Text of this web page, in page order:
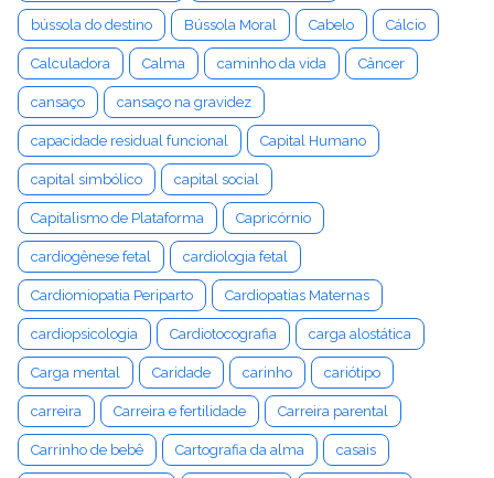
bússola do destino Bússola Moral Cabelo Cálcio
Calculadora Calma caminho da vida Câncer
cansaço cansaço na gravidez
capacidade residual funcional Capital Humano
capital simbólico capital social
Capitalismo de Plataforma Capricórnio
cardiogênese fetal cardiologia fetal
Cardiomiopatia Periparto Cardiopatias Maternas
cardiopsicologia Cardiotocografia carga alostática
Carga mental Caridade carinho cariótipo
carreira Carreira e fertilidade Carreira parental
Carrinho de bebê Cartografia da alma casais